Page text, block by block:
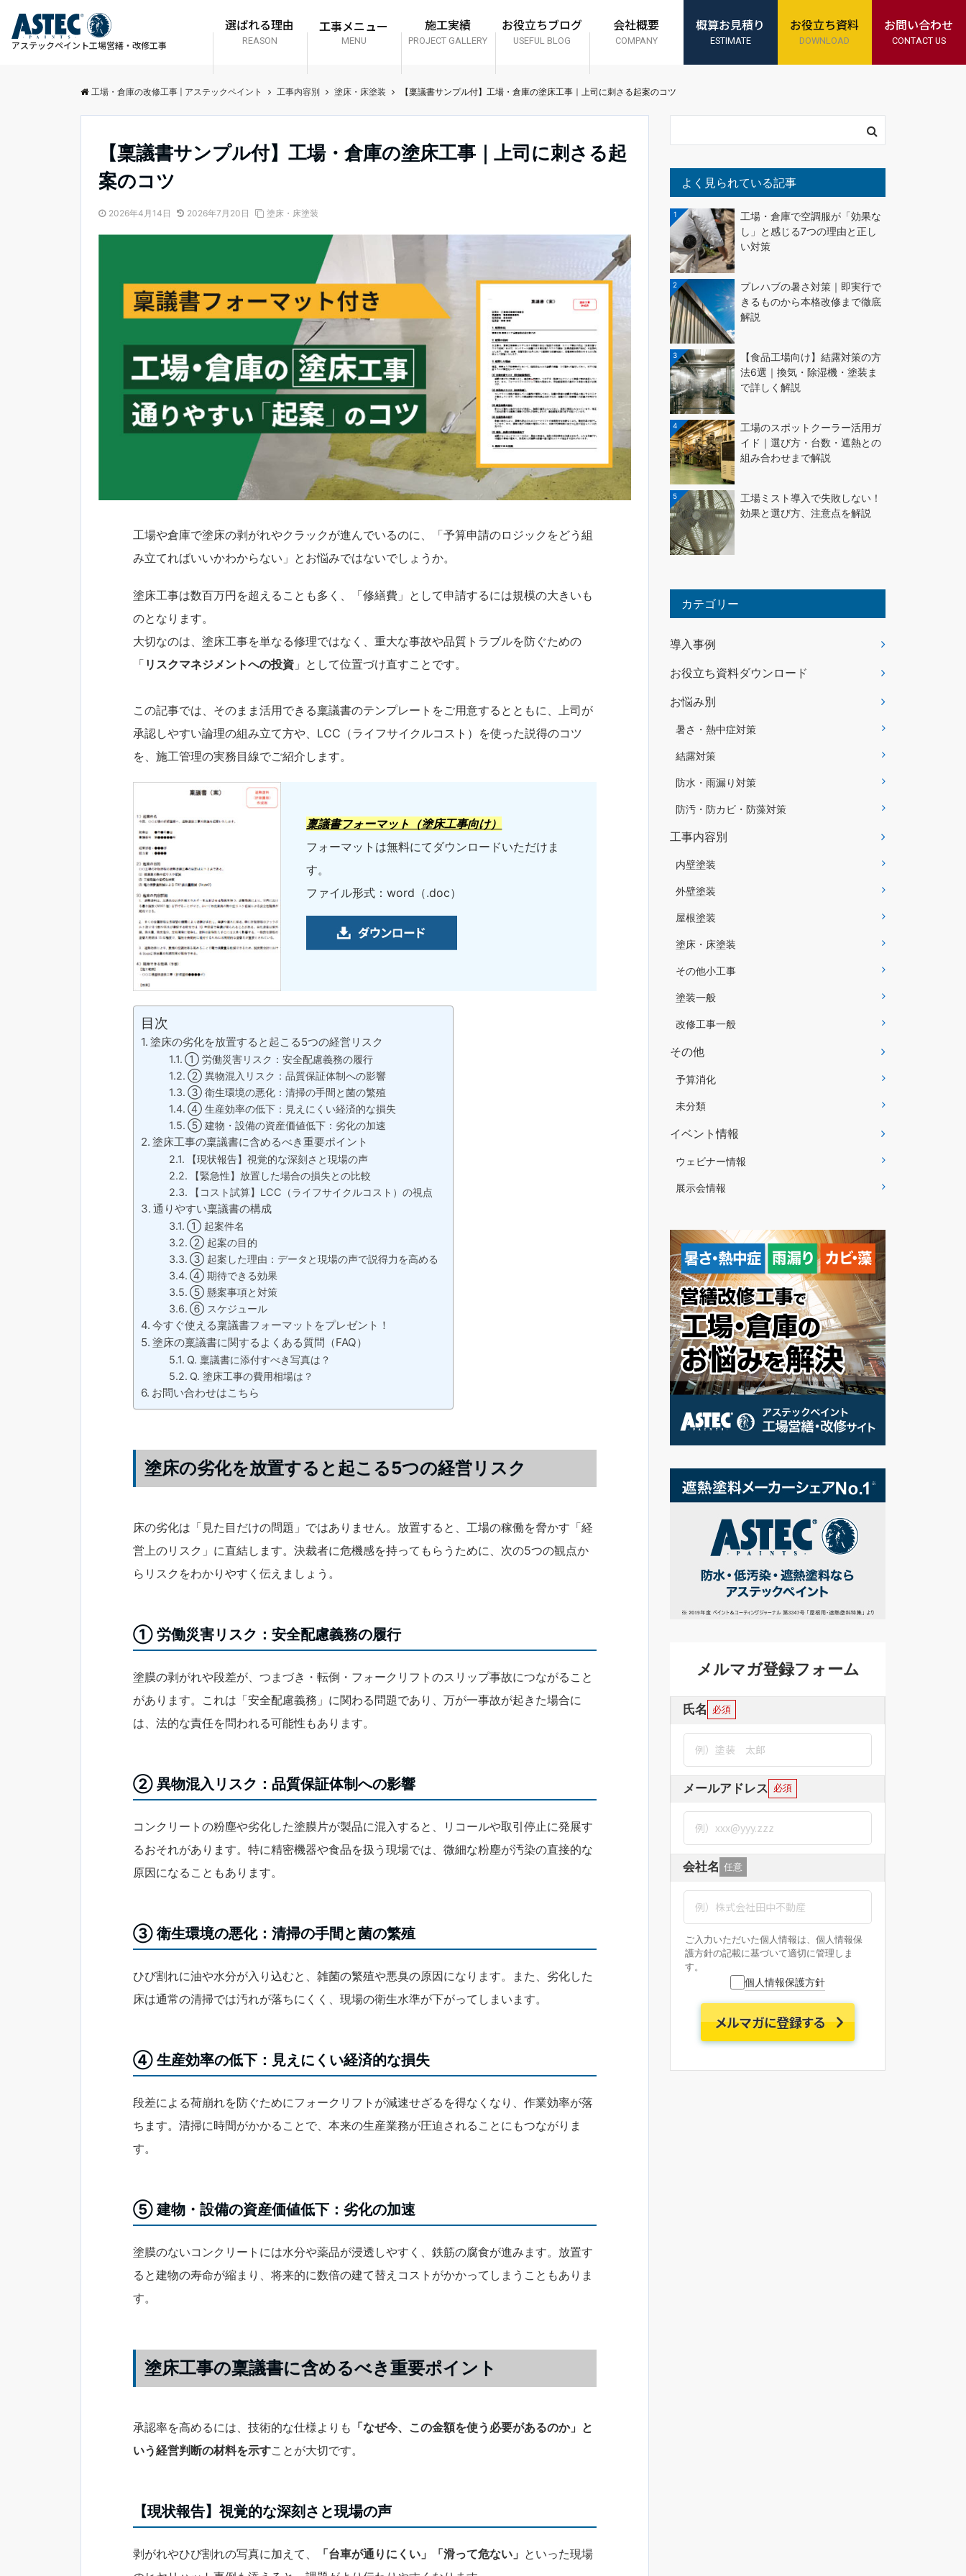
アステックペイント工場営繕・改修工事
選ばれる理由
REASON
工事メニュー
MENU
施工実績
PROJECT GALLERY
お役立ちブログ
USEFUL BLOG
会社概要
COMPANY
概算お見積り
ESTIMATE
お役立ち資料
DOWNLOAD
お問い合わせ
CONTACT US
工場・倉庫の改修工事 | アステックペイント 工事内容別 塗床・床塗装 【稟議書サンプル付】工場・倉庫の塗床工事｜上司に刺さる起案のコツ
【稟議書サンプル付】工場・倉庫の塗床工事｜上司に刺さる起
案のコツ
2026年4月14日 2026年7月20日 塗床・床塗装
工場や倉庫で塗床の剥がれやクラックが進んでいるのに、「予算申請のロジックをどう組
み立てればいいかわからない」とお悩みではないでしょうか。
塗床工事は数百万円を超えることも多く、「修繕費」として申請するには規模の大きいも
のとなります。
大切なのは、塗床工事を単なる修理ではなく、重大な事故や品質トラブルを防ぐための
「 リスクマネジメントへの投資 」として位置づけ直すことです。
この記事では、そのまま活用できる稟議書のテンプレートをご用意するとともに、上司が
承認しやすい論理の組み立て方や、LCC（ライフサイクルコスト）を使った説得のコツ
を、施工管理の実務目線でご紹介します。
稟議書フォーマット（塗床工事向け）
フォーマットは無料にてダウンロードいただけま
す。
ファイル形式：word（.doc）
目次
塗床の劣化を放置すると起こる5つの経営リスク
① 労働災害リスク：安全配慮義務の履行
② 異物混入リスク：品質保証体制への影響
③ 衛生環境の悪化：清掃の手間と菌の繁殖
④ 生産効率の低下：見えにくい経済的な損失
⑤ 建物・設備の資産価値低下：劣化の加速
塗床工事の稟議書に含めるべき重要ポイント
【現状報告】視覚的な深刻さと現場の声
【緊急性】放置した場合の損失との比較
【コスト試算】LCC（ライフサイクルコスト）の視点
通りやすい稟議書の構成
① 起案件名
② 起案の目的
③ 起案した理由：データと現場の声で説得力を高める
④ 期待できる効果
⑤ 懸案事項と対策
⑥ スケジュール
今すぐ使える稟議書フォーマットをプレゼント！
塗床の稟議書に関するよくある質問（FAQ）
Q. 稟議書に添付すべき写真は？
Q. 塗床工事の費用相場は？
お問い合わせはこちら
塗床の劣化を放置すると起こる5つの経営リスク
床の劣化は「見た目だけの問題」ではありません。放置すると、工場の稼働を脅かす「経
営上のリスク」に直結します。決裁者に危機感を持ってもらうために、次の5つの観点か
らリスクをわかりやすく伝えましょう。
① 労働災害リスク：安全配慮義務の履行
塗膜の剥がれや段差が、つまづき・転倒・フォークリフトのスリップ事故につながること
があります。これは「安全配慮義務」に関わる問題であり、万が一事故が起きた場合に
は、法的な責任を問われる可能性もあります。
② 異物混入リスク：品質保証体制への影響
コンクリートの粉塵や劣化した塗膜片が製品に混入すると、リコールや取引停止に発展す
るおそれがあります。特に精密機器や食品を扱う現場では、微細な粉塵が汚染の直接的な
原因になることもあります。
③ 衛生環境の悪化：清掃の手間と菌の繁殖
ひび割れに油や水分が入り込むと、雑菌の繁殖や悪臭の原因になります。また、劣化した
床は通常の清掃では汚れが落ちにくく、現場の衛生水準が下がってしまいます。
④ 生産効率の低下：見えにくい経済的な損失
段差による荷崩れを防ぐためにフォークリフトが減速せざるを得なくなり、作業効率が落
ちます。清掃に時間がかかることで、本来の生産業務が圧迫されることにもつながりま
す。
⑤ 建物・設備の資産価値低下：劣化の加速
塗膜のないコンクリートには水分や薬品が浸透しやすく、鉄筋の腐食が進みます。放置す
ると建物の寿命が縮まり、将来的に数倍の建て替えコストがかかってしまうこともありま
す。
塗床工事の稟議書に含めるべき重要ポイント
承認率を高めるには、技術的な仕様よりも 「なぜ今、この金額を使う必要があるのか」と
いう経営判断の材料を示すことが大切です。
【現状報告】視覚的な深刻さと現場の声
剥がれやひび割れの写真に加えて、 「台車が通りにくい」「滑って危ない」 といった現場
よく見られている記事
1
工場・倉庫で空調服が「効果な
し」と感じる7つの理由と正し
い対策
2
プレハブの暑さ対策｜即実行で
きるものから本格改修まで徹底
解説
3
【食品工場向け】結露対策の方
法6選｜換気・除湿機・塗装ま
で詳しく解説
4
工場のスポットクーラー活用ガ
イド｜選び方・台数・遮熱との
組み合わせまで解説
5
工場ミスト導入で失敗しない！
効果と選び方、注意点を解説
カテゴリー
導入事例
お役立ち資料ダウンロード
お悩み別
暑さ・熱中症対策
結露対策
防水・雨漏り対策
防汚・防カビ・防藻対策
工事内容別
内壁塗装
外壁塗装
屋根塗装
塗床・床塗装
その他小工事
塗装一般
改修工事一般
その他
予算消化
未分類
イベント情報
ウェビナー情報
展示会情報
メルマガ登録フォーム
氏名 必須
メールアドレス 必須
会社名 任意
ご入力いただいた個人情報は、個人情報保
護方針の記載に基づいて適切に管理しま
す。
個人情報保護方針